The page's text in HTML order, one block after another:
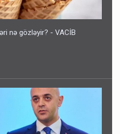
nə gözləyir? - VACİB